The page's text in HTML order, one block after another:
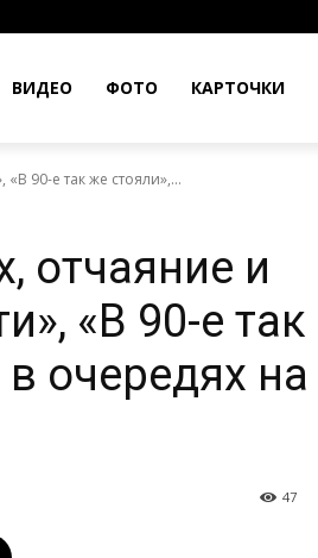
ВИДЕО ФОТО КАРТОЧКИ
«В 90-е так же стояли»,...
отчаяние и
«В 90-е так
очередях на
47